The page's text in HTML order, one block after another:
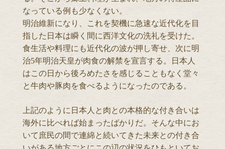
なっている例も少なくない。
明治維新になり、これを契機に急速な近代化を目
指した日本は瞬く間に西洋文化の洗礼を受けた。
食生活や料理にも近代化の波が押し寄せ、次に明
治5年明治天皇が肉食の解禁を宣言する。日本人
はこの日から後ろめたさを感じることもなく堂々
と牛肉や豚肉を食べるようになったのである。
上記のように日本人と肉との本格的な付き合いは
海外に比べれば始まったばかりだ。そんな中にお
いて庶民の間で連綿と続いてきた未来との付き合